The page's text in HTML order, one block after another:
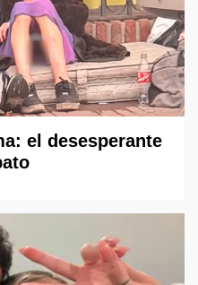
el desesperante